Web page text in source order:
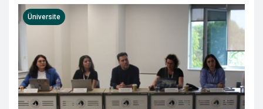
Üniversite